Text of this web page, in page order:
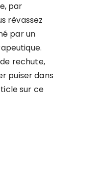
par
rêvassez
par un
rechute,
puiser dans
sur ce